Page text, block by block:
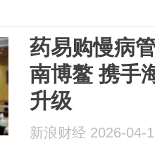
药易购慢病
南博鳌 携手
升级
新浪财经 2026-04-